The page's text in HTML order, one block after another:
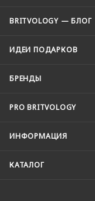
BRITVOLOGY — БЛОГ
ИДЕИ ПОДАРКОВ
БРЕНДЫ
PRO BRITVOLOGY
ИНФОРМАЦИЯ
КАТАЛОГ